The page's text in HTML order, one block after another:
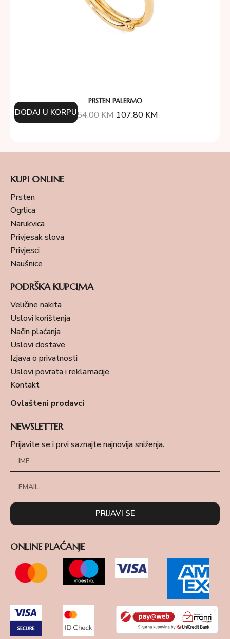
PRSTEN PALERMO
154.00KM 107.80 KM
DODAJ U KORPU
KUPI ONLINE
Prsten
Ogrlica
Narukvica
Privjesak slova
Privjesci
Naušnice
PODRŠKA KUPCIMA
Veličine nakita
Uslovi korištenja
Način plaćanja
Uslovi dostave
Izjava o privatnosti
Uslovi povrata i reklamacije
Kontakt
Ovlašteni prodavci
NEWSLETTER
Prijavite se i prvi saznajte najnovija sniženja.
PRIJAVI SE
ONLINE PLAĆANJE